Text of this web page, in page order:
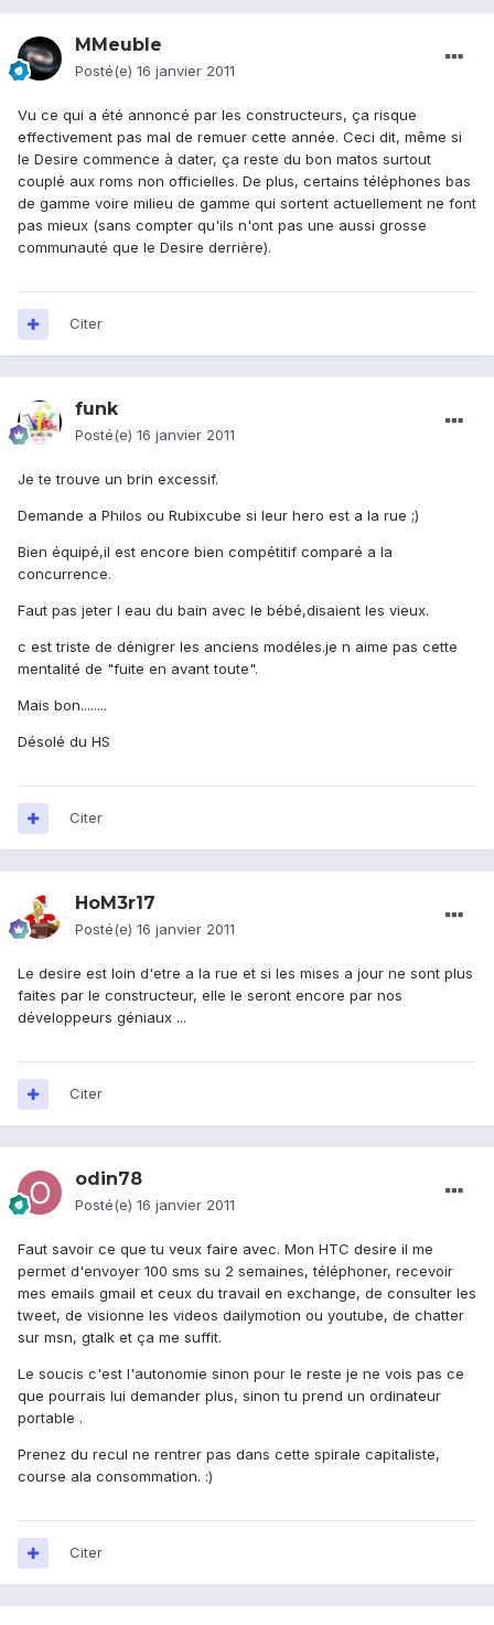
MMeuble
Posté(e) 16 janvier 2011
Vu ce qui a été annoncé par les constructeurs, ça risque
effectivement pas mal de remuer cette année. Ceci dit, même si
le Desire commence à dater, ça reste du bon matos surtout
couplé aux roms non officielles. De plus, certains téléphones bas
de gamme voire milieu de gamme qui sortent actuellement ne font
pas mieux (sans compter qu'ils n'ont pas une aussi grosse
communauté que le Desire derrière).
Citer
funk
Posté(e) 16 janvier 2011
Je te trouve un brin excessif.
Demande a Philos ou Rubixcube si leur hero est a la rue ;)
Bien équipé,il est encore bien compétitif comparé a la
concurrence.
Faut pas jeter l eau du bain avec le bébé,disaient les vieux.
c est triste de dénigrer les anciens modéles.je n aime pas cette
mentalité de "fuite en avant toute".
Mais bon........
Désolé du HS
Citer
HoM3r17
Posté(e) 16 janvier 2011
Le desire est loin d'etre a la rue et si les mises a jour ne sont plus
faites par le constructeur, elle le seront encore par nos
développeurs géniaux ...
Citer
odin78
Posté(e) 16 janvier 2011
Faut savoir ce que tu veux faire avec. Mon HTC desire il me
permet d'envoyer 100 sms su 2 semaines, téléphoner, recevoir
mes emails gmail et ceux du travail en exchange, de consulter les
tweet, de visionne les videos dailymotion ou youtube, de chatter
sur msn, gtalk et ça me suffit.
Le soucis c'est l'autonomie sinon pour le reste je ne vois pas ce
que pourrais lui demander plus, sinon tu prend un ordinateur
portable .
Prenez du recul ne rentrer pas dans cette spirale capitaliste,
course ala consommation. :)
Citer